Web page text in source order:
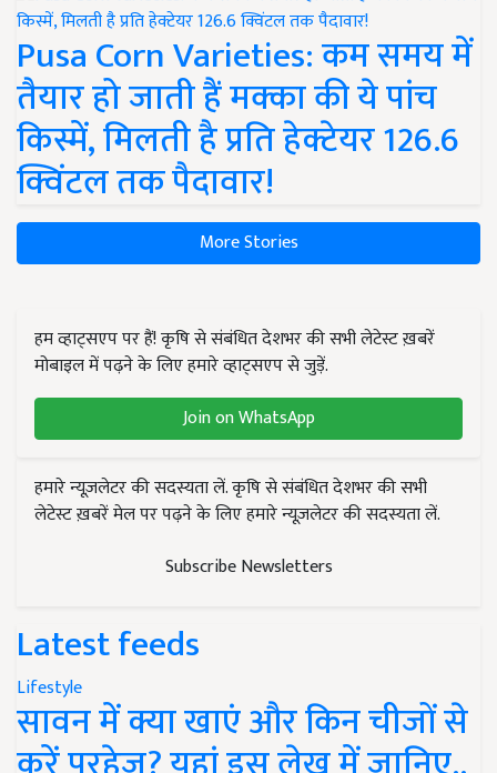
Pusa Corn Varieties: कम समय में
तैयार हो जाती हैं मक्का की ये पांच
किस्में, मिलती है प्रति हेक्टेयर 126.6
क्विंटल तक पैदावार!
More Stories
हम व्हाट्सएप पर हैं! कृषि से संबंधित देशभर की सभी लेटेस्ट ख़बरें
मोबाइल में पढ़ने के लिए हमारे व्हाट्सएप से जुड़ें.
Join on WhatsApp
हमारे न्यूज़लेटर की सदस्यता लें. कृषि से संबंधित देशभर की सभी
लेटेस्ट ख़बरें मेल पर पढ़ने के लिए हमारे न्यूज़लेटर की सदस्यता लें.
Subscribe Newsletters
Latest feeds
Lifestyle
सावन में क्या खाएं और किन चीजों से